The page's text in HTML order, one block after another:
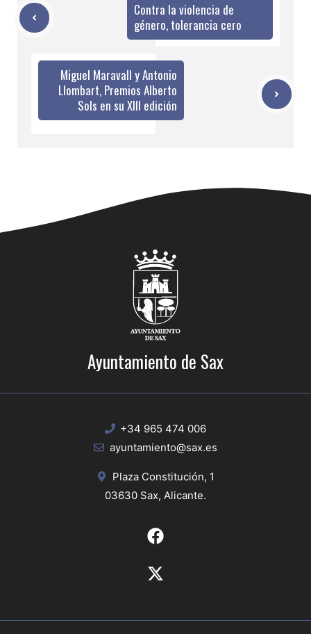
Contra la violencia de
género, tolerancia cero
Miguel Maravall y Antonio
Llombart, Premios Alberto
Sols en su XIII edición
Ayuntamiento de Sax
+34 965 474 006
ayuntamiento@sax.es
Plaza Constitución, 1
03630 Sax, Alicante.